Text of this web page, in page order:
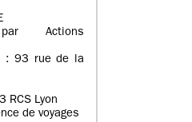
Actions
: 93 rue de la
RCS Lyon
de voyages